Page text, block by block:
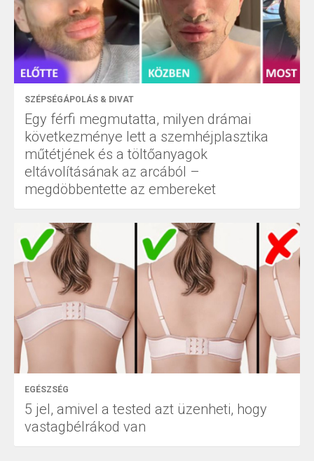
SZÉPSÉGÁPOLÁS & DIVAT
Egy férfi megmutatta, milyen drámai
következménye lett a szemhéjplasztika
műtétjének és a töltőanyagok
eltávolításának az arcából –
megdöbbentette az embereket
EGÉSZSÉG
5 jel, amivel a tested azt üzenheti, hogy
vastagbélrákod van